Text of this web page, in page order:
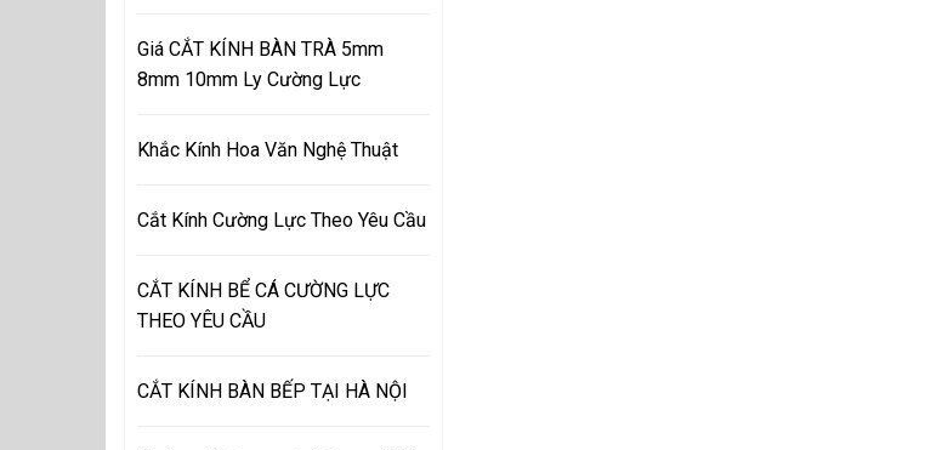
Giá CẮT KÍNH BÀN TRÀ 5mm
8mm 10mm Ly Cường Lực
Khắc Kính Hoa Văn Nghệ Thuật
Cắt Kính Cường Lực Theo Yêu Cầu
CẮT KÍNH BỂ CÁ CƯỜNG LỰC
THEO YÊU CẦU
CẮT KÍNH BÀN BẾP TẠI HÀ NỘI